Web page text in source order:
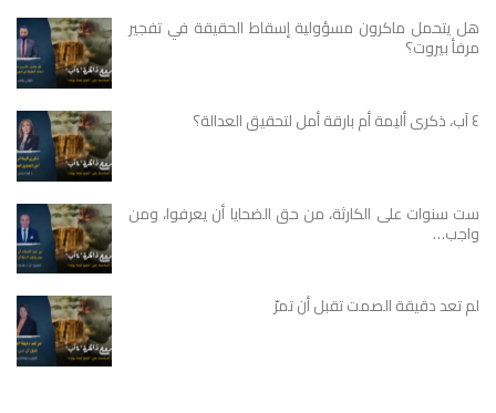
هل يتحمل ماكرون مسؤولية إسقاط الحقيقة في تفجير
مرفأ بيروت؟
٤ آب، ذكرى أليمة أم بارقة أمل لتحقيق العدالة؟
ست سنوات على الكارثة، من حق الضحايا أن يعرفوا، ومن
واجب…
لم تعد دقيقة الصمت تقبل أن تمرّ